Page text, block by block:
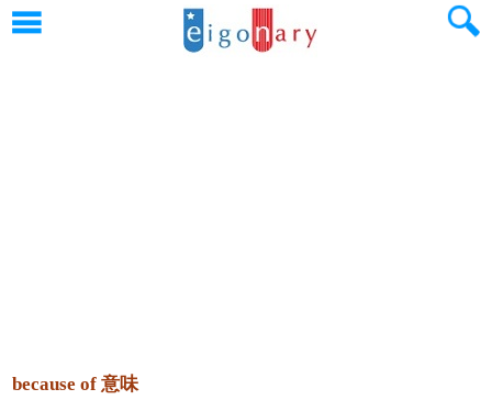
because of 意味